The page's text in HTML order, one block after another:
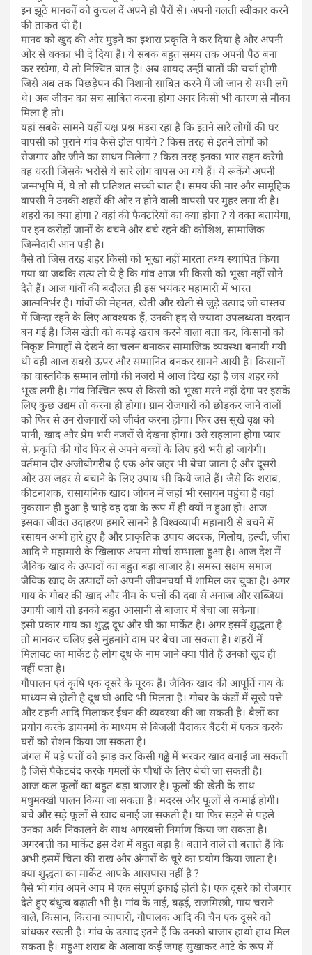
इन झूठे मानकों को कुचल दें अपने ही पैरों से। अपनी गलती स्वीकार करने
की ताकत दी है।
मानव को खुद की ओर मुड़ने का इशारा प्रकृति ने कर दिया है और अपनी
ओर से धक्का भी दे दिया है। ये सबक बहुत समय तक अपनी पैठ बना
कर रखेगा, ये तो निश्चित बात है। अब शायद उन्हीं बातों की चर्चा होगी
जिसे अब तक पिछड़ेपन की निशानी साबित करने में जी जान से सभी लगे
थे। अब जीवन का सच साबित करना होगा अगर किसी भी कारण से मौका
मिला है तो।
यहां सबके सामने यहीं यक्ष प्रश्न मंडरा रहा है कि इतने सारे लोगों की घर
वापसी को पुराने गांव कैसे झेल पायेंगे ? किस तरह से इतने लोगों को
रोजगार और जीने का साधन मिलेगा ? किस तरह इनका भार सहन करेगी
वह धरती जिसके भरोसे ये सारे लोग वापस आ गये हैं। ये रूकेंगे अपनी
जन्मभूमि में, ये तो सौ प्रतिशत सच्ची बात है। समय की मार और सामूहिक
वापसी ने उनकी शहरों की ओर न होने वाली वापसी पर मुहर लगा दी है।
शहरों का क्या होगा ? वहां की फैक्टरियों का क्या होगा ? ये वक्त बतायेगा,
पर इन करोड़ों जानों के बचने और बचे रहने की कोशिश, सामाजिक
जिम्मेदारी आन पड़ी है।
वैसे तो जिस तरह शहर किसी को भूखा नहीं मारता तथ्य स्थापित किया
गया था जबकि सत्य तो ये है कि गांव आज भी किसी को भूखा नहीं सोने
देते हैं। आज गांवों की बदौलत ही इस भयंकर महामारी में भारत
आत्मनिर्भर है। गांवों की मेहनत, खेती और खेती से जुड़े उत्पाद जो वास्तव
में जिन्दा रहने के लिए आवश्यक हैं, उनकी हद से ज्यादा उपलब्धता वरदान
बन गई है। जिस खेती को कपड़े खराब करने वाला बता कर, किसानों को
निकृष्ट निगाहों से देखने का चलन बनाकर सामाजिक व्यवस्था बनायी गयी
थी वही आज सबसे ऊपर और सम्मानित बनकर सामने आयी है। किसानों
का वास्तविक सम्मान लोगों की नजरों में आज दिख रहा है जब शहर को
भूख लगी है। गांव निश्चित रूप से किसी को भूखा मरने नहीं देगा पर इसके
लिए कुछ उद्यम तो करना ही होगा। ग्राम रोजगारों को छोड़कर जाने वालों
को फिर से उन रोजगारों को जीवंत करना होगा। फिर उस सूखे वृक्ष को
पानी, खाद और प्रेम भरी नजरों से देखना होगा। उसे सहलाना होगा प्यार
से, प्रकृति की गोद फिर से अपने बच्चों के लिए हरी भरी हो जायेगी।
वर्तमान दौर अजीबोगरीब है एक ओर जहर भी बेचा जाता है और दूसरी
ओर उस जहर से बचाने के लिए उपाय भी किये जाते हैं। जैसे कि शराब,
कीटनाशक, रासायनिक खाद। जीवन में जहां भी रसायन पहुंचा है वहां
नुकसान ही हुआ है चाहे वह दवा के रूप में ही क्यों न हुआ हो। आज
इसका जीवंत उदाहरण हमारे सामने है विश्वव्यापी महामारी से बचने में
रसायन अभी हारे हुए है और प्राकृतिक उपाय अदरक, गिलोय, हल्दी, जीरा
आदि ने महामारी के खिलाफ अपना मोर्चा सम्भाला हुआ है। आज देश में
जैविक खाद के उत्पादों का बहुत बड़ा बाजार है। समस्त सक्षम समाज
जैविक खाद के उत्पादों को अपनी जीवनचर्या में शामिल कर चुका है। अगर
गाय के गोबर की खाद और नीम के पत्तों की दवा से अनाज और सब्जियां
उगायी जायें तो इनको बहुत आसानी से बाजार में बेचा जा सकेगा।
इसी प्रकार गाय का शुद्ध दूध और घी का मार्केट है। अगर इसमें शुद्धता है
तो मानकर चलिए इसे मुंहमांगे दाम पर बेचा जा सकता है। शहरों में
मिलावट का मार्केट है लोग दूध के नाम जाने क्या पीते हैं उनको खुद ही
नहीं पता है।
गौपालन एवं कृषि एक दूसरे के पूरक हैं। जैविक खाद की आपूर्ति गाय के
माध्यम से होती है दूध घी आदि भी मिलता है। गोबर के कंडों में सूखे पत्ते
और टहनी आदि मिलाकर ईंधन की व्यवस्था की जा सकती है। बैलों का
प्रयोग करके डायनमों के माध्यम से बिजली पैदाकर बैटरी में एकत्र करके
घरों को रोशन किया जा सकता है।
जंगल में पड़े पत्तों को झाड़ कर किसी गढ्ढे में भरकर खाद बनाई जा सकती
है जिसे पैकेटबंद करके गमलों के पौधों के लिए बेची जा सकती है।
आज कल फूलों का बहुत बड़ा बाजार है। फूलों की खेती के साथ
मधुमक्खी पालन किया जा सकता है। मदरस और फूलों से कमाई होगी।
बचे और सड़े फूलों से खाद बनाई जा सकती है। या फिर सड़ने से पहले
उनका अर्क निकालने के साथ अगरबत्ती निर्माण किया जा सकता है।
अगरबत्ती का मार्केट इस देश में बहुत बड़ा है। बताने वाले तो बताते हैं कि
अभी इसमें चिता की राख और अंगारों के चूरे का प्रयोग किया जाता है।
क्या शुद्धता का मार्केट आपके आसपास नहीं है ?
वैसे भी गांव अपने आप में एक संपूर्ण इकाई होती है। एक दूसरे को रोजगार
देते हुए बंधुत्व बढ़ाती भी है। गांव के नाई, बढ़ई, राजमिस्त्री, गाय चराने
वाले, किसान, किराना व्यापारी, गौपालक आदि की चैन एक दूसरे को
बांधकर रखती है। गांव के उत्पाद इतने हैं कि उनको बाजार हाथो हाथ मिल
सकता है। महुआ शराब के अलावा कई जगह सुखाकर आटे के रूप में